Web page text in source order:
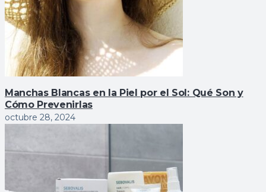
Manchas Blancas en la Piel por el Sol: Qué Son y
Cómo Prevenirlas
octubre 28, 2024